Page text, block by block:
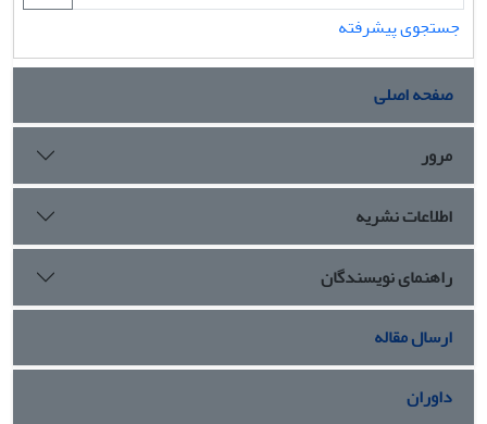
جستجوی پیشرفته
صفحه اصلی
مرور
اطلاعات نشریه
راهنمای نویسندگان
ارسال مقاله
داوران